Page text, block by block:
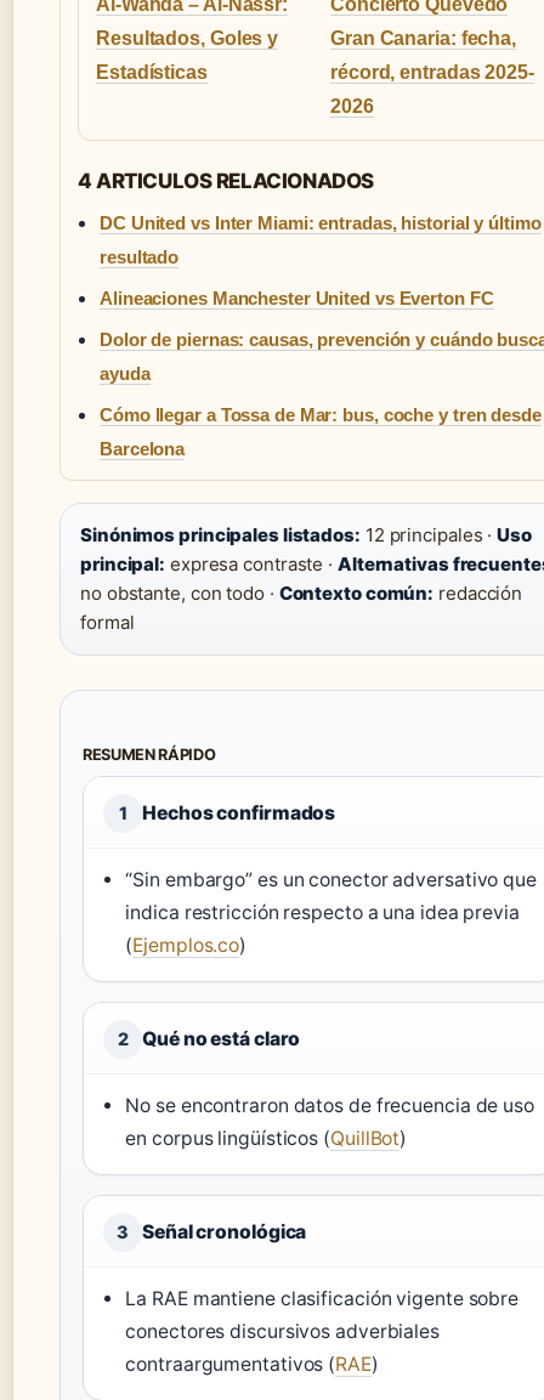
Al-Wahda – Al-Nassr:
Resultados, Goles y
Estadísticas
Concierto Quevedo
Gran Canaria: fecha,
récord, entradas 2025-
2026
4 ARTICULOS RELACIONADOS
DC United vs Inter Miami: entradas, historial y último
resultado
Alineaciones Manchester United vs Everton FC
Dolor de piernas: causas, prevención y cuándo
ayuda
Cómo llegar a Tossa de Mar: bus, coche y tren desde
Barcelona
Sinónimos principales listados: 12 principales ·Uso
principal: expresa contraste · Alternativas
no obstante, con todo · Contexto común: redacción
formal
RESUMEN RÁPIDO
1 Hechos confirmados
“Sin embargo” es un conector adversativo que
indica restricción respecto a una idea previa
(Ejemplos.co)
2 Qué no está claro
No se encontraron datos de frecuencia de uso
en corpus lingüísticos (QuillBot)
3 Señal cronológica
La RAE mantiene clasificación vigente sobre
conectores discursivos adverbiales
contraargumentativos (RAE)